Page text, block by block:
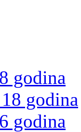
godina
godina
godina